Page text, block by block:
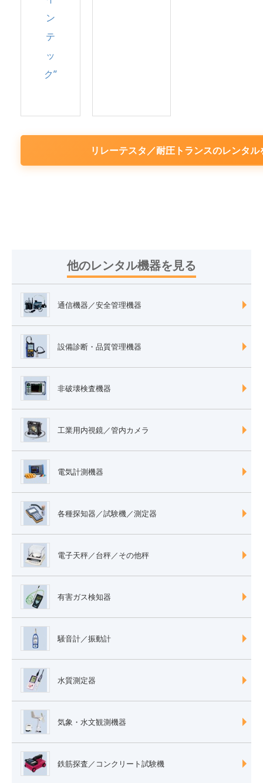
ン
テ
ッ
ク”
リレーテスタ／耐圧トランスのレンタ
他のレンタル機器を見る
通信機器／安全管理機器
設備診断・品質管理機器
非破壊検査機器
工業用内視鏡／管内カメラ
電気計測機器
各種探知器／試験機／測定器
電子天秤／台秤／その他秤
有害ガス検知器
騒音計／振動計
水質測定器
気象・水文観測機器
鉄筋探査／コンクリート試験機